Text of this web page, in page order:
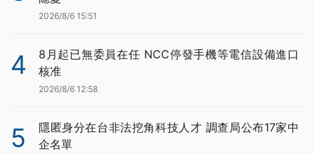
2026/8/6 15:51
4
8月起已無委員在任 NCC停發手機等電信設備進口
核准
2026/8/6 12:58
5
隱匿身分在台非法挖角科技人才 調查局公布17家中
企名單